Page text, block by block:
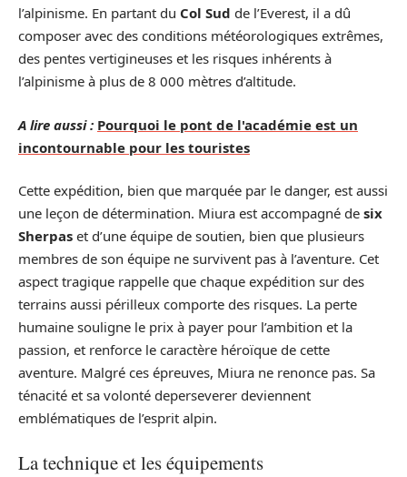
l’alpinisme. En partant du Col Sud de l’Everest, il a dû
composer avec des conditions météorologiques extrêmes,
des pentes vertigineuses et les risques inhérents à
l’alpinisme à plus de 8 000 mètres d’altitude.
A lire aussi : Pourquoi le pont de l'académie est un
incontournable pour les touristes
Cette expédition, bien que marquée par le danger, est aussi
une leçon de détermination. Miura est accompagné de six
Sherpas et d’une équipe de soutien, bien que plusieurs
membres de son équipe ne survivent pas à l’aventure. Cet
aspect tragique rappelle que chaque expédition sur des
terrains aussi périlleux comporte des risques. La perte
humaine souligne le prix à payer pour l’ambition et la
passion, et renforce le caractère héroïque de cette
aventure. Malgré ces épreuves, Miura ne renonce pas. Sa
ténacité et sa volonté deperseverer deviennent
emblématiques de l’esprit alpin.
La technique et les équipements